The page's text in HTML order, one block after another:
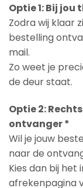
Optie 1: Bij
Zodra wij klaar
bestelling
mail.
Zo weet je
de deur staat.
Optie 2:
ontvanger *
Wil je jouw
naar de
Kies dan bij het
afrekenpagina